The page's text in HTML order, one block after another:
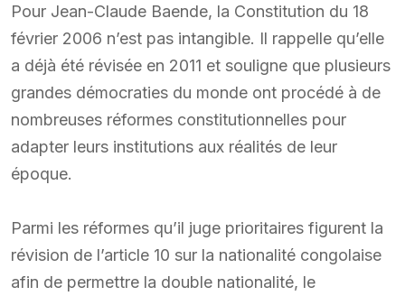
Pour Jean-Claude Baende, la Constitution du 18
février 2006 n’est pas intangible. Il rappelle qu’elle
a déjà été révisée en 2011 et souligne que plusieurs
grandes démocraties du monde ont procédé à de
nombreuses réformes constitutionnelles pour
adapter leurs institutions aux réalités de leur
époque.
Parmi les réformes qu’il juge prioritaires figurent la
révision de l’article 10 sur la nationalité congolaise
afin de permettre la double nationalité, le